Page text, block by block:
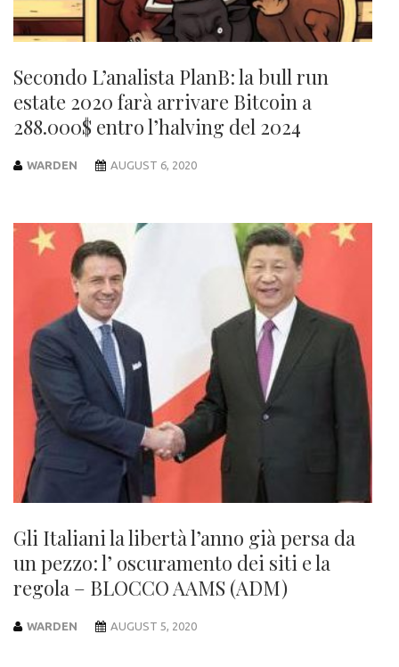
Secondo L’analista PlanB: la bull run
estate 2020 farà arrivare Bitcoin a
288.000$ entro l’halving del 2024
WARDEN AUGUST 6, 2020
Gli Italiani la libertà l’anno già persa da
un pezzo: l’ oscuramento dei siti e la
regola – BLOCCO AAMS (ADM)
WARDEN AUGUST 5, 2020